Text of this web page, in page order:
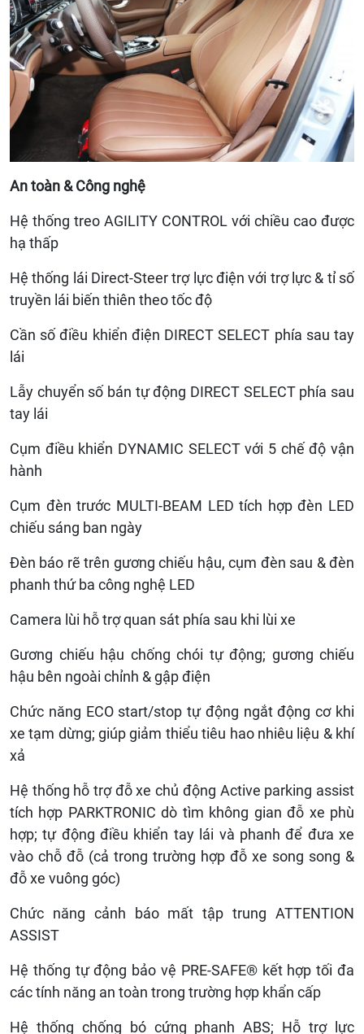
An toàn & Công nghệ
Hệ thống treo AGILITY CONTROL với chiều cao được
hạ thấp
Hệ thống lái Direct-Steer trợ lực điện với trợ lực & tỉ số
truyền lái biến thiên theo tốc độ
Cần số điều khiển điện DIRECT SELECT phía sau tay
lái
Lẫy chuyển số bán tự động DIRECT SELECT phía sau
tay lái
Cụm điều khiển DYNAMIC SELECT với 5 chế độ vận
hành
Cụm đèn trước MULTI-BEAM LED tích hợp đèn LED
chiếu sáng ban ngày
Đèn báo rẽ trên gương chiếu hậu, cụm đèn sau & đèn
phanh thứ ba công nghệ LED
Camera lùi hỗ trợ quan sát phía sau khi lùi xe
Gương chiếu hậu chống chói tự động; gương chiếu
hậu bên ngoài chỉnh & gập điện
Chức năng ECO start/stop tự động ngắt động cơ khi
xe tạm dừng; giúp giảm thiểu tiêu hao nhiêu liệu & khí
xả
Hệ thống hỗ trợ đỗ xe chủ động Active parking assist
tích hợp PARKTRONIC dò tìm không gian đỗ xe phù
hợp; tự động điều khiển tay lái và phanh để đưa xe
vào chỗ đỗ (cả trong trường hợp đỗ xe song song &
đỗ xe vuông góc)
Chức năng cảnh báo mất tập trung ATTENTION
ASSIST
Hệ thống tự động bảo vệ PRE-SAFE® kết hợp tối đa
các tính năng an toàn trong trường hợp khẩn cấp
Hệ thống chống bó cứng phanh ABS; Hỗ trợ lực